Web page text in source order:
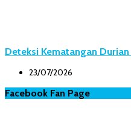
Deteksi Kematangan
23/07/2026
Facebook Fan Page